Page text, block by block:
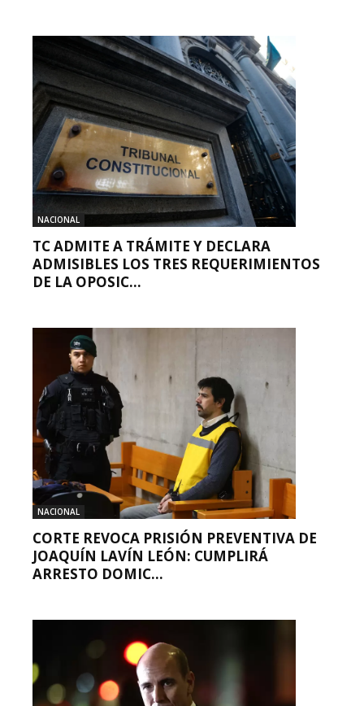
NACIONAL
TC ADMITE A TRÁMITE Y DECLARA
ADMISIBLES LOS TRES REQUERIMIENTOS
DE LA OPOSIC...
NACIONAL
CORTE REVOCA PRISIÓN PREVENTIVA DE
JOAQUÍN LAVÍN LEÓN: CUMPLIRÁ
ARRESTO DOMIC...